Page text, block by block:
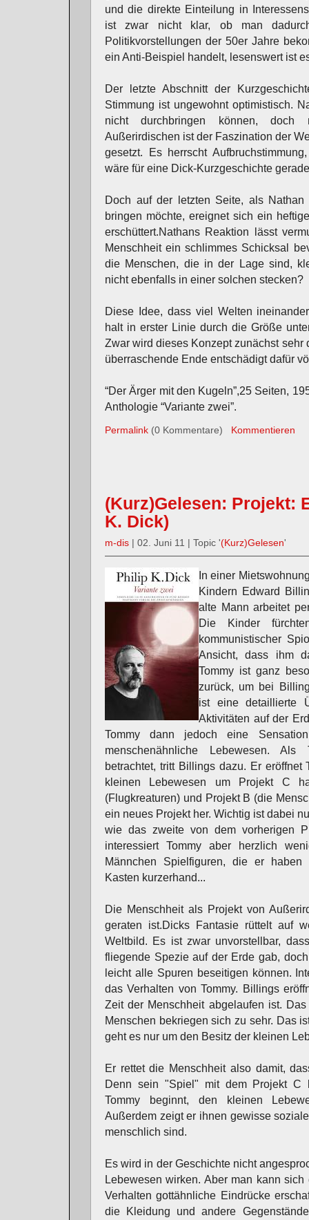
und die direkte Einteilung in
ist zwar nicht klar, ob man
Politikvorstellungen der 50er Jahre
ein Anti-Beispiel handelt, lesenswert ist
Der letzte Abschnitt der
Stimmung ist ungewohnt optimistisch.
nicht durchbringen können,
Außerirdischen ist der Faszination der
gesetzt. Es herrscht
wäre für eine Dick-Kurzgeschichte
Doch auf der letzten Seite, als
bringen möchte, ereignet sich ein
erschüttert.Nathans Reaktion lässt
Menschheit ein schlimmes Schicksal
die Menschen, die in der Lage sind,
nicht ebenfalls in einer solchen stecken?
Diese Idee, dass viel Welten
halt in erster Linie durch die Größe
Zwar wird dieses Konzept zunächst sehr
überraschende Ende entschädigt dafür
“Der Ärger mit den Kugeln”,25 Seiten,
Anthologie “Variante zwei”.
Permalink (0 Kommentare) Kommentieren
(Kurz)Gelesen: Projekt:
K. Dick)
m-dis | 02. Juni 11 | Topic '(Kurz)Gelesen'
In einer
Kindern Edward
alte Mann arbeitet
Die Kinder
kommunistischer
Ansicht, dass ihm
Tommy ist ganz
zurück, um bei
ist eine detaillierte
Aktivitäten auf der
Tommy dann jedoch eine
menschenähnliche Lebewesen.
betrachtet, tritt Billings dazu. Er eröffnet
kleinen Lebewesen um Projekt C
(Flugkreaturen) und Projekt B (die
ein neues Projekt her. Wichtig ist dabei
wie das zweite von dem vorherigen
interessiert Tommy aber herzlich
Männchen Spielfiguren, die er
Kasten kurzerhand...
Die Menschheit als Projekt von
geraten ist.Dicks Fantasie rüttelt auf
Weltbild. Es ist zwar unvorstellbar,
fliegende Spezie auf der Erde gab,
leicht alle Spuren beseitigen können.
das Verhalten von Tommy. Billings
Zeit der Menschheit abgelaufen ist.
Menschen bekriegen sich zu sehr. Das
geht es nur um den Besitz der kleinen
Er rettet die Menschheit also damit,
Denn sein "Spiel" mit dem Projekt C
Tommy beginnt, den kleinen
Außerdem zeigt er ihnen gewisse
menschlich sind.
Es wird in der Geschichte nicht
Lebewesen wirken. Aber man kann
Verhalten gottähnliche Eindrücke
die Kleidung und andere